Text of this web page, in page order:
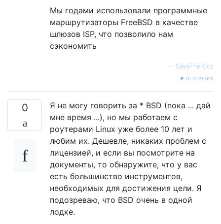
Мы годами использовали программные
маршрутизаторы FreeBSD в качестве
шлюзов ISP, что позволило нам
сэкономить
— SaveTheRbtz
источник
0
Я не могу говорить за * BSD (пока ... дай
мне время ...), но мы работаем с
роутерами Linux уже более 10 лет и
любим их. Дешевле, никаких проблем с
лицензией, и если вы посмотрите на
документы, то обнаружите, что у вас
есть большинство инструментов,
необходимых для достижения цели. Я
подозреваю, что BSD очень в одной
лодке.